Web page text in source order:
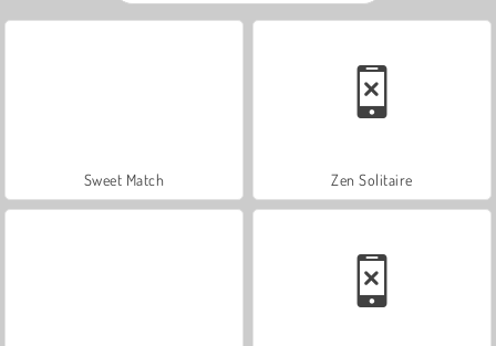
Sweet Match Zen Solitaire